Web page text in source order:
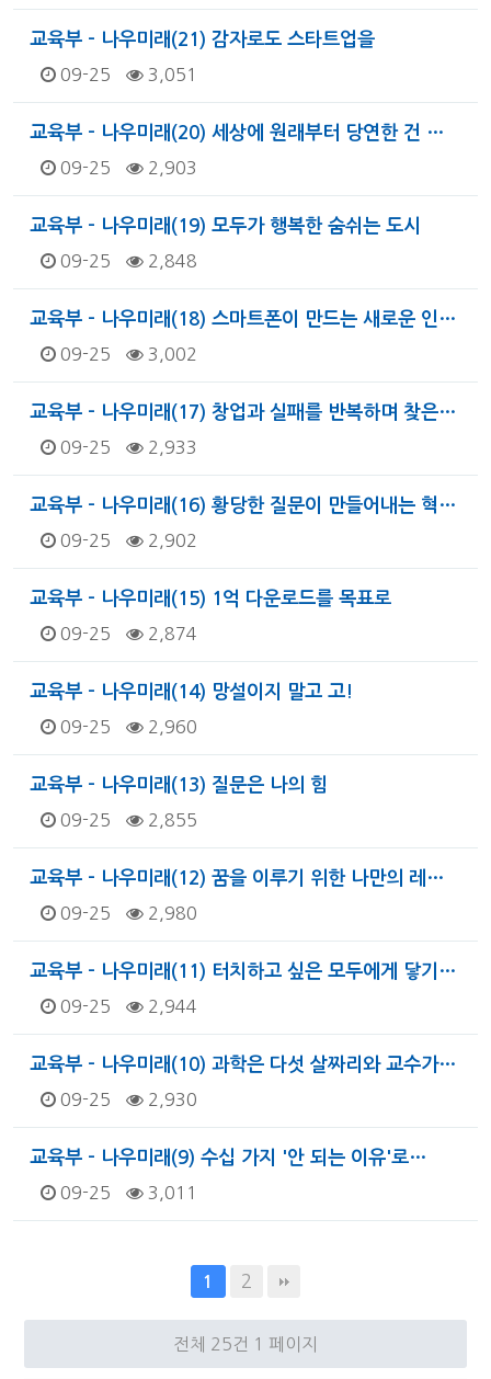
교육부 - 나우미래(21) 감자로도 스타트업을
09-25 3,051
교육부 - 나우미래(20) 세상에 원래부터 당연한 건 …
09-25 2,903
교육부 - 나우미래(19) 모두가 행복한 숨쉬는 도시
09-25 2,848
교육부 - 나우미래(18) 스마트폰이 만드는 새로운 인…
09-25 3,002
교육부 - 나우미래(17) 창업과 실패를 반복하며 찾은…
09-25 2,933
교육부 - 나우미래(16) 황당한 질문이 만들어내는 혁…
09-25 2,902
교육부 - 나우미래(15) 1억 다운로드를 목표로
09-25 2,874
교육부 - 나우미래(14) 망설이지 말고 고!
09-25 2,960
교육부 - 나우미래(13) 질문은 나의 힘
09-25 2,855
교육부 - 나우미래(12) 꿈을 이루기 위한 나만의 레…
09-25 2,980
교육부 - 나우미래(11) 터치하고 싶은 모두에게 닿기…
09-25 2,944
교육부 - 나우미래(10) 과학은 다섯 살짜리와 교수가…
09-25 2,930
교육부 - 나우미래(9) 수십 가지 '안 되는 이유'로…
09-25 3,011
1 2
전체 25건 1 페이지